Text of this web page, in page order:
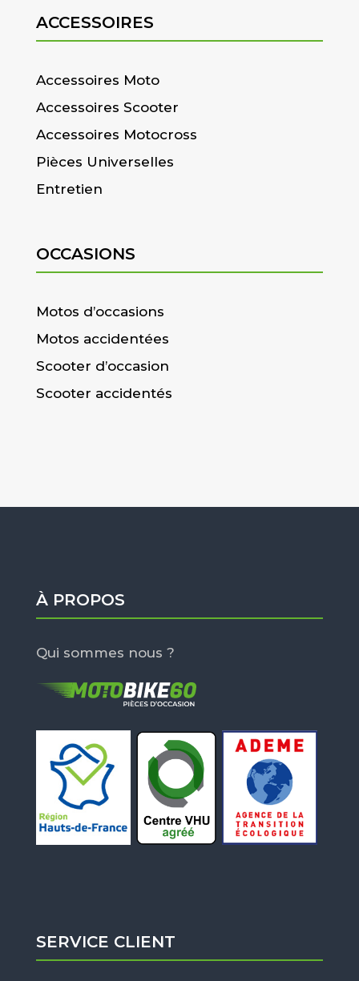
ACCESSOIRES
Accessoires Moto
Accessoires Scooter
Accessoires Motocross
Pièces Universelles
Entretien
OCCASIONS
Motos d’occasions
Motos accidentées
Scooter d’occasion
Scooter accidentés
À PROPOS
Qui sommes nous ?
SERVICE CLIENT